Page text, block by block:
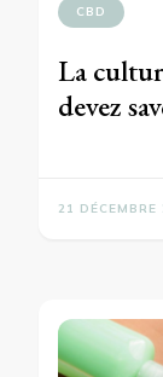
CBD
La
devez
21 DÉCEMBRE